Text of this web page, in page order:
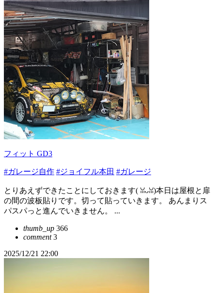
フィット GD3
#ガレージ自作 #ジョイフル本田 #ガレージ
とりあえずできたことにしておきます(⁠ ⁠ꈍ⁠ᴗ⁠ꈍ⁠)本日は屋根と扉
の間の波板貼りです。切って貼っていきます。 あんまりス
パスパっと進んでいきません。 ...
thumb_up 366
comment3
2025/12/21 22:00